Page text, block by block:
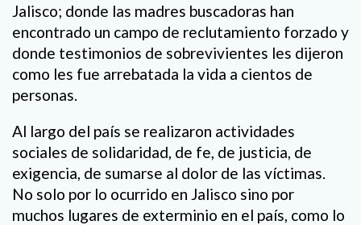
Jalisco; donde las madres buscadoras han
encontrado un campo de reclutamiento forzado y
donde testimonios de sobrevivientes les dijeron
como les fue arrebatada la vida a cientos de
personas.
Al largo del país se realizaron actividades
sociales de solidaridad, de fe, de justicia, de
exigencia, de sumarse al dolor de las víctimas.
No solo por lo ocurrido en Jalisco sino por
muchos lugares de exterminio en el país, como lo